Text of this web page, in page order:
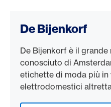
De Bijenkorf
De Bijenkorf è il
conosciuto di
etichette di moda più in
elettrodomestici